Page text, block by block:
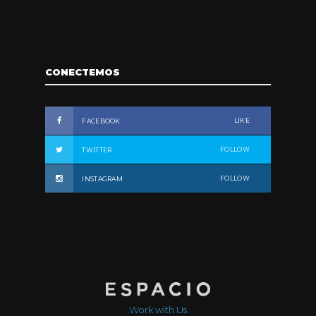
CONECTEMOS
FACEBOOK LIKE
TWITTER FOLLOW
INSTAGRAM FOLLOW
Work with Us